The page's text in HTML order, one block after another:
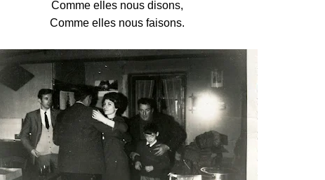
Comme elles nous disons,
Comme elles nous faisons.